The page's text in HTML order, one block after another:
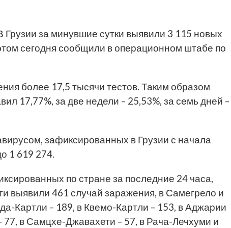
Грузии за минувшие сутки выявили 3 115 новых
сегодня сообщили в операционном штабе по
более 17,5 тысячи тестов. Таким образом
17,77%, за две недели – 25,53%, за семь дней –
зафиксированных в Грузии с начала
1 619 274.
по стране за последние 24 часа,
выявили 461 случай заражения, в Самегрело и
Картли – 189, в Квемо-Картли – 153, в Аджарии
77, в Самцхе-Джавахети – 57, в Рача-Лечхуми и